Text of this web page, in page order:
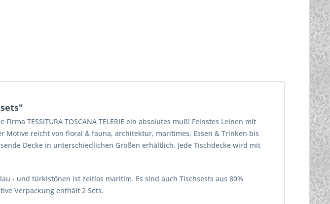
TESSITURA TOSCANA TELERIE ein absolutes muß! Feinstes Leinen mit
reicht von floral & fauna, architektur, maritimes, Essen & Trinken bis
Decke in unterschiedlichen Größen erhältlich. Jede Tischdecke wird mit
- und türkistönen ist zeitlos maritim. Es sind auch Tischsests aus 80%
Verpackung enthält 2 Sets.